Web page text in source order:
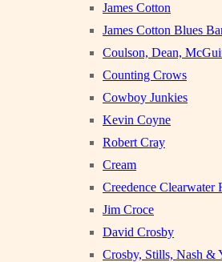
James Cotton
James Cotton Blues
Coulson, Dean,
Counting Crows
Cowboy Junkies
Kevin Coyne
Robert Cray
Cream
Creedence Clearwater
Jim Croce
David Crosby
Crosby, Stills, Nash &